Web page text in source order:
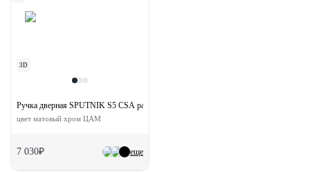
3D
еще
Ручка дверная SPUTNIK S5 CSA раздельная на квадратной розетке
цвет матовый хром ЦАМ
7 030₽